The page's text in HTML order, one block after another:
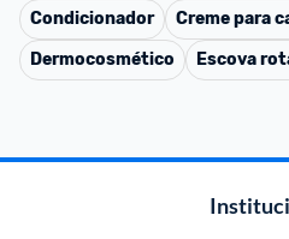
Condicionador
Creme para
Dermocosmético
Escova